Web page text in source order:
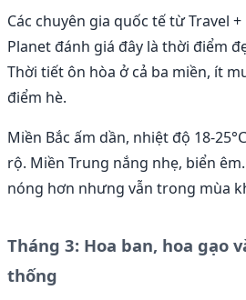
Các chuyên gia quốc tế từ Travel
Planet đánh giá đây là thời điểm
Thời tiết ôn hòa ở cả ba miền, ít
điểm hè.
Miền Bắc ấm dần, nhiệt độ 18-
rộ. Miền Trung nắng nhẹ, biển
nóng hơn nhưng vẫn trong mùa
Tháng 3: Hoa ban, hoa gạo
thống